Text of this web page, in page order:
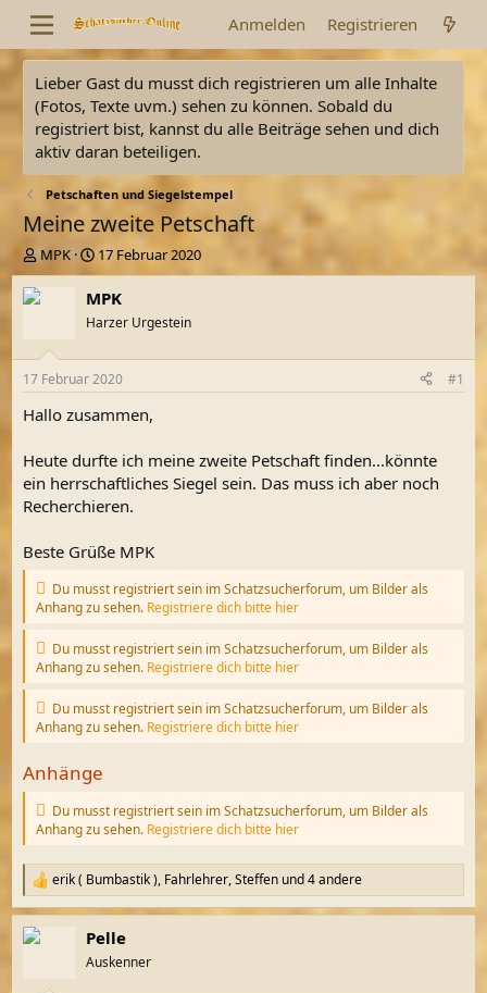
Anmelden Registrieren
Lieber Gast du musst dich registrieren um alle Inhalte
(Fotos, Texte uvm.) sehen zu können. Sobald du
registriert bist, kannst du alle Beiträge sehen und dich
aktiv daran beteiligen.
Petschaften und Siegelstempel
Meine zweite Petschaft
E
r
s
l
e
r
MPK
E
r
s
e
l
t
a
17 Februar 2020
MPK
Harzer Urgestein
17 Februar 2020 #1
Hallo zusammen,
Heute durfte ich meine zweite Petschaft finden...könnte
ein herrschaftliches Siegel sein. Das muss ich aber noch
Recherchieren.
Beste Grüße MPK
Du musst registriert sein im Schatzsucherforum, um Bilder als
Anhang zu sehen. Registriere dich bitte hier
Du musst registriert sein im Schatzsucherforum, um Bilder als
Anhang zu sehen. Registriere dich bitte hier
Du musst registriert sein im Schatzsucherforum, um Bilder als
Anhang zu sehen. Registriere dich bitte hier
Anhänge
Du musst registriert sein im Schatzsucherforum, um Bilder als
Anhang zu sehen. Registriere dich bitte hier
R
e
a
k
erik ( Bumbastik ), Fahrlehrer,Steffen und 4 andere
Pelle
Auskenner